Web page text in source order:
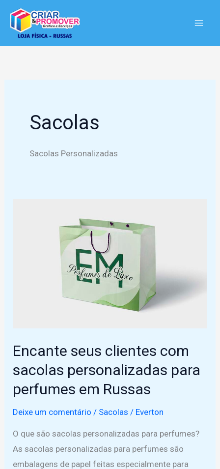
para
Sacolas
Sacolas Personalizadas
Encante seus clientes com
sacolas personalizadas para
perfumes em Russas
Deixe um comentário / Sacolas / Everton
O que são sacolas personalizadas para perfumes?
As sacolas personalizadas para perfumes são
embalagens de papel feitas especialmente para